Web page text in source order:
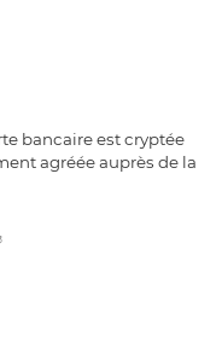
bancaire est cryptée
agréée auprès de la